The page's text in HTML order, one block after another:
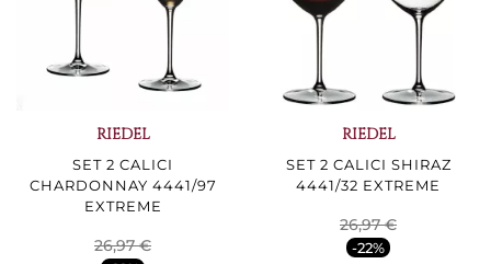
RIEDEL
SET 2 CALICI
CHARDONNAY 4441/97
EXTREME
26,97 €
RIEDEL
SET 2 CALICI SHIRAZ
4441/32 EXTREME
26,97 €
-22%